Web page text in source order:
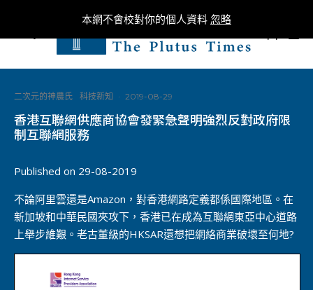
0
二次元的神農氏 科技新知 · 2019-08-29
香港互聯網供應商協會發緊急聲明強烈反對政府限
制互聯網服務
Published on 29-08-2019
不論阿里雲還是Amazon，對香港網路定義都係國際地區。在
新加坡和中華民國夾攻下，香港已在成為互聯網東亞中心道路
上舉步維艱。老古董級的HKSAR還想把網絡商業破壞至何地?
本網不會校對你的個人資料 忽略